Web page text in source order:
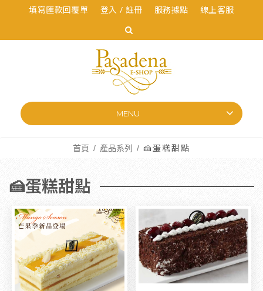
填寫匯款回覆單 登入 / 註冊 服務據點 線上客服
MENU
首頁 產品系列 🍰蛋糕甜點
🍰蛋糕甜點